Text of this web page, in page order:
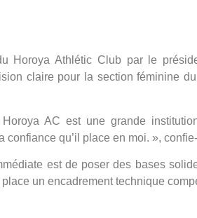
Horoya Athlétic Club par le
claire pour la section féminine
AC est une grande
qu’il place en moi. », confie-
est de poser des bases
un encadrement technique